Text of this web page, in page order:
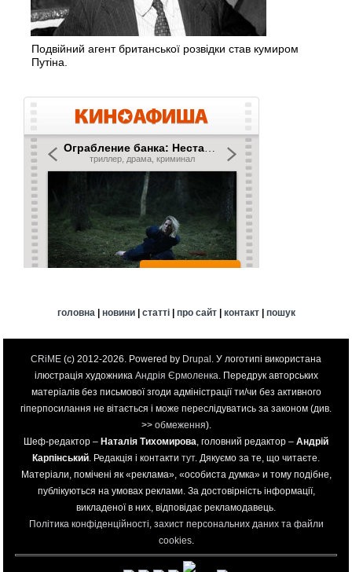
Подвійний агент британської розвідки став кумиром
Путіна.
головна| новини| статті| про сайт| контакт| пошук
CRiME (c) 2012-2026. Powered by Drupal . У логотипі використана
ілюстрація художника Андрія Єрмоленка. Передрук авторських
матеріалів без письмової згоди адміністрації ти/чи без активного
гіперпосилання не вітається і може переслідуватись за законом (див.
>> обмеження).
Шеф-редактор – Наталія Тихомирова, головний редактор – Андрій
Карпінський. Редакція і контакти тут. Дякуємо за те, що читаєте.
Матеріали, помічені як «реклама», «особиста думка» и тому подібне,
публікуються на умовах реклами. За достовірність інформації,
викладеної в них, відповідає рекламодавець.
Політика конфіденційності, захист персональних даних та файли
cookies.